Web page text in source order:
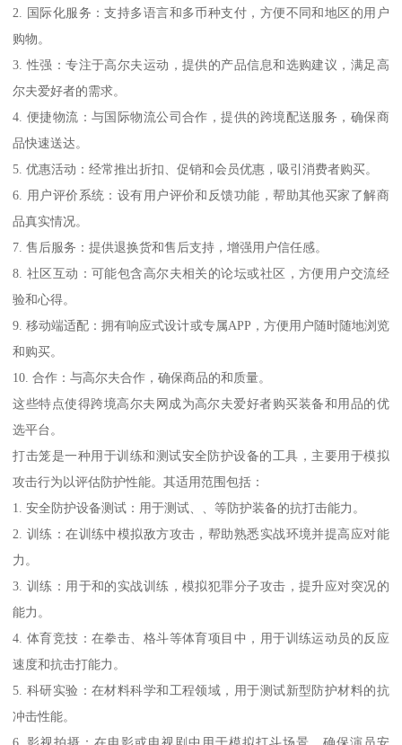
2. 国际化服务：支持多语言和多币种支付，方便不同和地区的用户
购物。
3. 性强：专注于高尔夫运动，提供的产品信息和选购建议，满足高
尔夫爱好者的需求。
4. 便捷物流：与国际物流公司合作，提供的跨境配送服务，确保商
品快速送达。
5. 优惠活动：经常推出折扣、促销和会员优惠，吸引消费者购买。
6. 用户评价系统：设有用户评价和反馈功能，帮助其他买家了解商
品真实情况。
7. 售后服务：提供退换货和售后支持，增强用户信任感。
8. 社区互动：可能包含高尔夫相关的论坛或社区，方便用户交流经
验和心得。
9. 移动端适配：拥有响应式设计或专属APP，方便用户随时随地浏览
和购买。
10. 合作：与高尔夫合作，确保商品的和质量。
这些特点使得跨境高尔夫网成为高尔夫爱好者购买装备和用品的优
选平台。
打击笼是一种用于训练和测试安全防护设备的工具，主要用于模拟
攻击行为以评估防护性能。其适用范围包括：
1. 安全防护设备测试：用于测试、、等防护装备的抗打击能力。
2. 训练：在训练中模拟敌方攻击，帮助熟悉实战环境并提高应对能
力。
3. 训练：用于和的实战训练，模拟犯罪分子攻击，提升应对突况的
能力。
4. 体育竞技：在拳击、格斗等体育项目中，用于训练运动员的反应
速度和抗击打能力。
5. 科研实验：在材料科学和工程领域，用于测试新型防护材料的抗
冲击性能。
6. 影视拍摄：在电影或电视剧中用于模拟打斗场景，确保演员安